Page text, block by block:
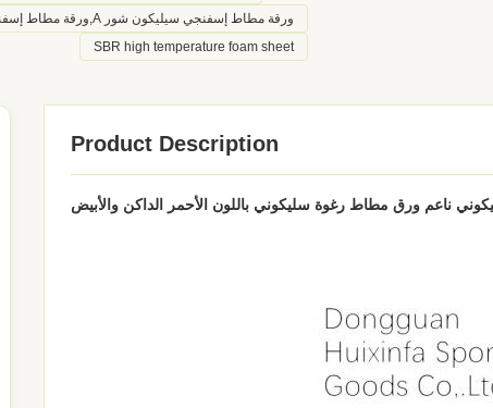
ورقة مطاط إسفنجي سيليكون شور A,ورقة مطاط إسفنجي سيليكون 200PSI,ورقة نيوبرين بدلة غوص 200PSI
SBR high temperature foam sheet
Product Description
ناعم ورق مطاط رغوة سليكوني باللون الأحمر الداكن والأبيض